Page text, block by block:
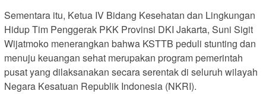
Sementara itu, Ketua IV Bidang Kesehatan dan Lingkungan
Hidup Tim Penggerak PKK Provinsi DKI Jakarta, Suni Sigit
Wijatmoko menerangkan bahwa KSTTB peduli stunting dan
menuju keuangan sehat merupakan program pemerintah
pusat yang dilaksanakan secara serentak di seluruh wilayah
Negara Kesatuan Republik Indonesia (NKRI).